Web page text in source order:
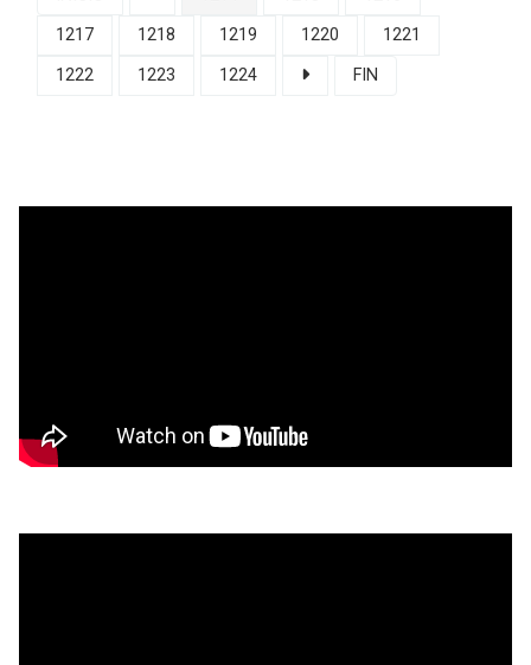
1217
1218 1219 1220
1221
1222
1223 1224 FIN